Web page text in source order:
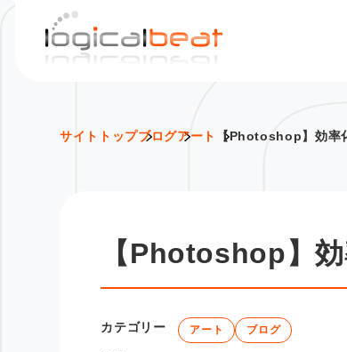
サイトトップブログアート 【Photoshop】効率
【Photoshop】
カテゴリー アート ブログ